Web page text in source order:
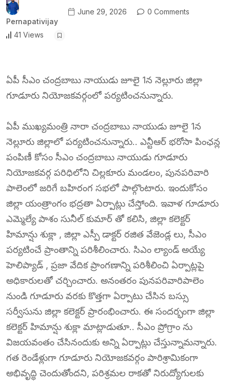
Pernapativijay
June 29, 2026 0 Comments
41 Views
ఏపీ సీఎం చంద్రబాబు నాయుడు జూలై 1న నెల్లూరు జిల్లా
గూడూరు నియోజకవర్గంలో పర్యటించనున్నారు.
ఏపీ ముఖ్యమంత్రి నారా చంద్రబాబు నాయుడు జూలై 1న
నెల్లూరు జిల్లాలో పర్యటించనున్నారు.. ఎన్టీఆర్ భరోసా పింఛన్ల
పంపిణీ కోసం సీఎం చంద్రబాబు నాయుడు గూడూరు
నియోజకవర్గ పరిధిలోని చిల్లకూరు మండలం, పునపరివారి
పాలెంలో జరిగే బహిరంగ సభలో పాల్గొంటారు. ఇందుకోసం
జిల్లా యంత్రాంగం భద్రతా ఏర్పాట్లు చేస్తోంది. ఇవాళ గూడూరు
ఎమ్మెల్యే పాశం సునీల్ కుమార్ తో కలిసి, జిల్లా కలెక్టర్
హిమాన్షు శుక్లా , జిల్లా ఎస్పీ డాక్టర్ రజిత వేజెండ్ల లు, సీఎం
పర్యటించే ప్రాంతాన్ని పరిశీలించారు. సిఎం ల్యాండ్ అయ్యే
హెలిప్యాడ్ , ప్రజా వేదిక ప్రాంగణాన్ని పరిశీలించి ఏర్పాట్లపై
అధికారులతో చర్చించారు. అనంతరం పునపరివారిపాలెం
నుండి గూడూరు వరకు కొత్తగా ఏర్పాటు చేసిన బస్సు
సర్వీసును జిల్లా కలెక్టర్ ప్రారంభించారు. ఈ సందర్భంగా జిల్లా
కలెక్టర్ హిమాన్షు శుక్లా మాట్లాడుతూ.. సీఎం ప్రోగ్రాం ను
విజయవంతం చేసినందుకు అన్ని ఏర్పాట్లు చేస్తున్నామన్నారు.
గత రెండేళ్లుగా గూడూరు నియోజకవర్గం పారిశ్రామికంగా
అభివృద్ధి చెందుతోందని, పరిశ్రమల రాకతో నిరుద్యోగులకు